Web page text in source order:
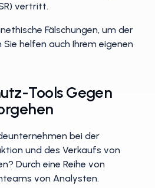
vertritt.
Fälschungen, um der
helfen auch Ihrem eigenen
Tools Gegen
bei der
und des Verkaufs von
Durch eine Reihe von
von Analysten.